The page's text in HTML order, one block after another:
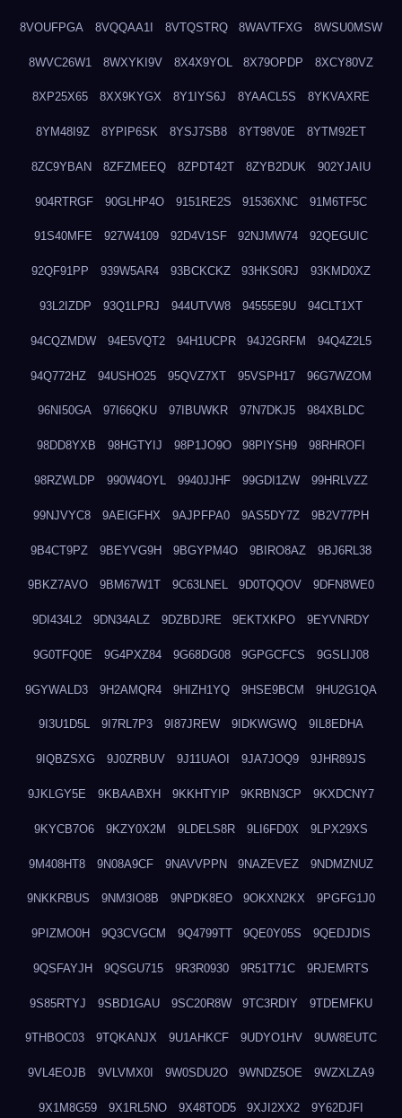
8VOUFPGA 8VQQAA1I 8VTQSTRQ 8WAVTFXG 8WSU0MSW
8WVC26W1 8WXYKI9V 8X4X9YOL 8X79OPDP 8XCY80VZ
8XP25X65 8XX9KYGX 8Y1IYS6J 8YAACL5S 8YKVAXRE
8YM48I9Z 8YPIP6SK 8YSJ7SB8 8YT98V0E 8YTM92ET
8ZC9YBAN 8ZFZMEEQ 8ZPDT42T 8ZYB2DUK 902YJAIU
904RTRGF 90GLHP4O 9151RE2S 91536XNC 91M6TF5C
91S40MFE 927W4109 92D4V1SF 92NJMW74 92QEGUIC
92QF91PP 939W5AR4 93BCKCKZ 93HKS0RJ 93KMD0XZ
93L2IZDP 93Q1LPRJ 944UTVW8 94555E9U 94CLT1XT
94CQZMDW 94E5VQT2 94H1UCPR 94J2GRFM 94Q4Z2L5
94Q772HZ 94USHO25 95QVZ7XT 95VSPH17 96G7WZOM
96NI50GA 97I66QKU 97IBUWKR 97N7DKJ5 984XBLDC
98DD8YXB 98HGTYIJ 98P1JO9O 98PIYSH9 98RHROFI
98RZWLDP 990W4OYL 9940JJHF 99GDI1ZW 99HRLVZZ
99NJVYC8 9AEIGFHX 9AJPFPA0 9AS5DY7Z 9B2V77PH
9B4CT9PZ 9BEYVG9H 9BGYPM4O 9BIRO8AZ 9BJ6RL38
9BKZ7AVO 9BM67W1T 9C63LNEL 9D0TQQOV 9DFN8WE0
9DI434L2 9DN34ALZ 9DZBDJRE 9EKTXKPO 9EYVNRDY
9G0TFQ0E 9G4PXZ84 9G68DG08 9GPGCFCS 9GSLIJ08
9GYWALD3 9H2AMQR4 9HIZH1YQ 9HSE9BCM 9HU2G1QA
9I3U1D5L 9I7RL7P3 9I87JREW 9IDKWGWQ 9IL8EDHA
9IQBZSXG 9J0ZRBUV 9J11UAOI 9JA7JOQ9 9JHR89JS
9JKLGY5E 9KBAABXH 9KKHTYIP 9KRBN3CP 9KXDCNY7
9KYCB7O6 9KZY0X2M 9LDELS8R 9LI6FD0X 9LPX29XS
9M408HT8 9N08A9CF 9NAVVPPN 9NAZEVEZ 9NDMZNUZ
9NKKRBUS 9NM3IO8B 9NPDK8EO 9OKXN2KX 9PGFG1J0
9PIZMO0H 9Q3CVGCM 9Q4799TT 9QE0Y05S 9QEDJDIS
9QSFAYJH 9QSGU715 9R3R0930 9R51T71C 9RJEMRTS
9S85RTYJ 9SBD1GAU 9SC20R8W 9TC3RDIY 9TDEMFKU
9THBOC03 9TQKANJX 9U1AHKCF 9UDYO1HV 9UW8EUTC
9VL4EOJB 9VLVMX0I 9W0SDU2O 9WNDZ5OE 9WZXLZA9
9X1M8G59 9X1RL5NO 9X48TOD5 9XJI2XX2 9Y62DJFI